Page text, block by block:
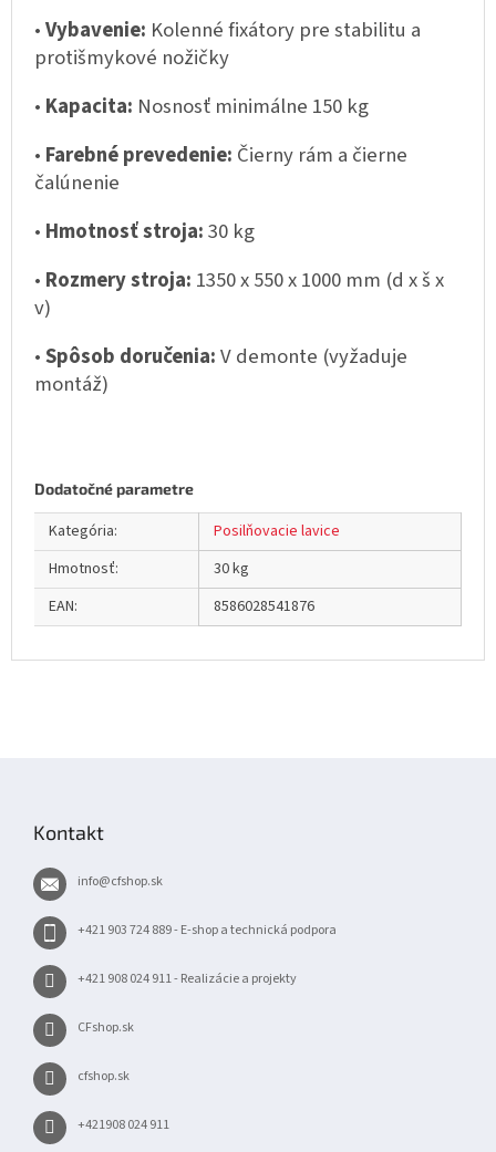
•Vybavenie: Kolenné fixátory pre stabilitu a
protišmykové nožičky
• Kapacita: Nosnosť minimálne 150 kg
• Farebné prevedenie: Čierny rám a čierne
čalúnenie
• Hmotnosť stroja:30 kg
• Rozmery stroja: 1350 x 550 x 1000 mm (d x š x
v)
•Spôsob doručenia:V demonte (vyžaduje
montáž)
Dodatočné parametre
Kategória:
Posilňovacie lavice
Hmotnosť:
30 kg
EAN: 8586028541876
Kontakt
info@cfshop.sk
+421 903 724 889 - E-shop a technická podpora
+421 908 024 911 - Realizácie a projekty
CFshop.sk
cfshop.sk
+421908 024 911